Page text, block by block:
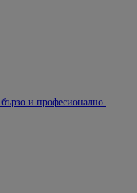
и професионално.